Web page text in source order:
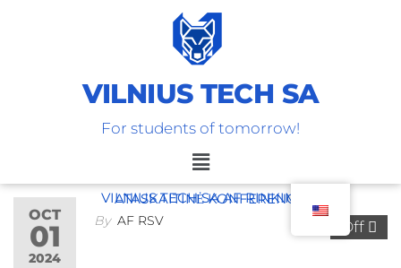
VILNIUS TECH SA
For students of tomorrow!
OCT
01
2024
Off
VILNIUS TECH SA AF RINKIMINĖ – ATASKAITINĖ KONFERENCIJA
By AF RSV